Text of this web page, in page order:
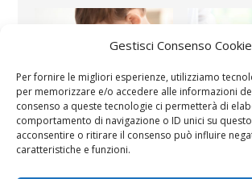
Gestisci Consenso Cookie
Per fornire le migliori esperienze, utilizziamo
per memorizzare e/o accedere alle informazioni
consenso a queste tecnologie ci permetterà di
comportamento di navigazione o ID unici su
acconsentire o ritirare il consenso può influire
caratteristiche e funzioni.
Vaccini SOS